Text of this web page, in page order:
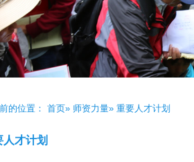
的位置： 首页» 师资力量» 重要人才计划
人才计划